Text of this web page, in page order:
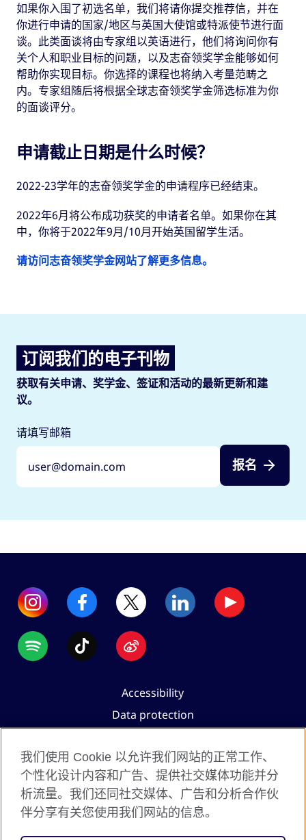
如果你入围了初选名单，我们将请你提交推荐信，并在
你进行申请的国家/地区与英国大使馆或特派使节进行面
谈。此类面谈将由专家组以英语进行，他们将询问你有
关个人和职业目标的问题，以及志奋领奖学金能够如何
帮助你实现目标。你选择的课程也将纳入考量范畴之
内。专家组随后将根据全球志奋领奖学金筛选标准为你
的面谈评分。
申请截止日期是什么时候？
2022-23学年的志奋领奖学金的申请程序已经结束。
2022年6月将公布成功获奖的申请者名单。如果你在其
中，你将于2022年9月/10月开始英国留学生活。
请访问志奋领奖学金网站了解更多信息。
订阅我们的电子刊物
获取有关申请、奖学金、签证和活动的最新更新和建
议。
请填写邮箱
报名
Accessibility
Data protection
Cookies
Sitemap
我们使用 Cookie 以允许我们网站的正常工作、
个性化设计内容和广告、提供社交媒体功能并分
析流量。我们还同社交媒体、广告和分析合作伙
伴分享有关您使用我们网站的信息。